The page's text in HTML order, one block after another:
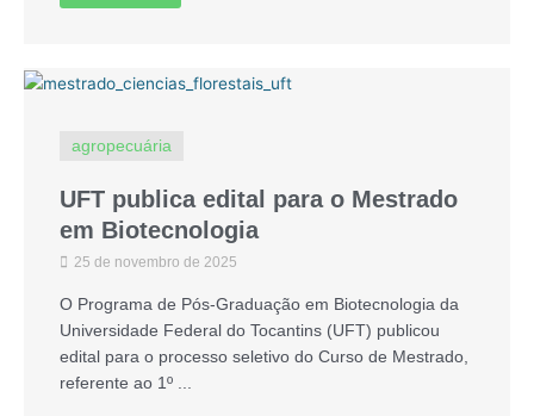
agropecuária
UFT publica edital para o Mestrado
em Biotecnologia
25 de novembro de 2025
O Programa de Pós-Graduação em Biotecnologia da
Universidade Federal do Tocantins (UFT) publicou
edital para o processo seletivo do Curso de Mestrado,
referente ao 1º ...